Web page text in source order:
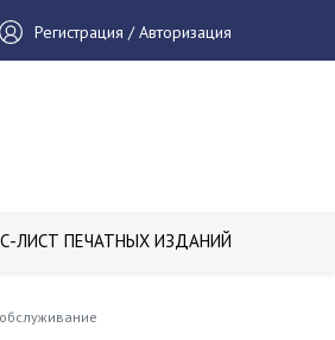
Регистрация / Авторизация
ЛИСТ ПЕЧАТНЫХ ИЗДАНИЙ